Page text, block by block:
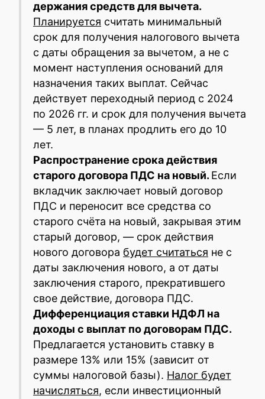
держания средств для вычета.
Планируется считать минимальный
срок для получения налогового вычета
с даты обращения за вычетом, а не с
момент наступления оснований для
назначения таких выплат. Сейчас
действует переходный период с 2024
по 2026 гг. и срок для получения вычета
— 5 лет, в планах продлить его до 10
лет.
Распространение срока действия
старого договора ПДС на новый. Если
вкладчик заключает новый договор
ПДС и переносит все средства со
старого счёта на новый, закрывая этим
старый договор, — срок действия
нового договора будет считаться не с
даты заключения нового, а от даты
заключения старого, прекратившего
свое действие, договора ПДС.
Дифференциация ставки НДФЛ на
доходы с выплат по договорам ПДС.
Предлагается установить ставку в
размере 13% или 15% (зависит от
суммы налоговой базы). Налог будет
начисляться, если инвестиционный